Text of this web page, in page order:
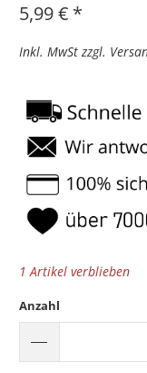
5,99 € *
Inkl. MwSt zzgl.
1 Artikel verblieben
Anzahl